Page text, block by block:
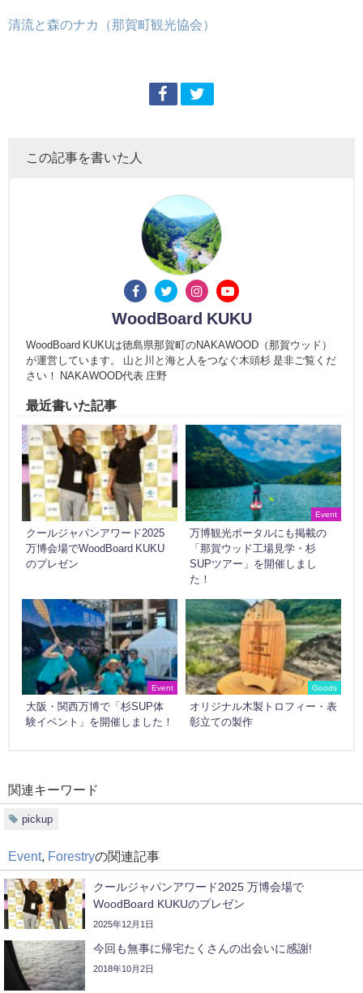
清流と森のナカ（那賀町観光協会）
この記事を書いた人
WoodBoard KUKU
WoodBoard KUKUは徳島県那賀町のNAKAWOOD（那賀ウッド）
が運営しています。 山と川と海と人をつなぐ木頭杉 是非ご覧くだ
さい！ NAKAWOOD代表 庄野
最近書いた記事
Awards
クールジャパンアワード2025
万博会場でWoodBoard KUKU
のプレゼン
Event
万博観光ポータルにも掲載の
「那賀ウッド工場見学・杉
SUPツアー」を開催しまし
た！
Event
大阪・関西万博で「杉SUP体
験イベント」を開催しました！
Goods
オリジナル木製トロフィー・表
彰立ての製作
関連キーワード
pickup
Event, Forestryの関連記事
クールジャパンアワード2025 万博会場で
WoodBoard KUKUのプレゼン
2025年12月1日
今回も無事に帰宅たくさんの出会いに感謝!
2018年10月2日